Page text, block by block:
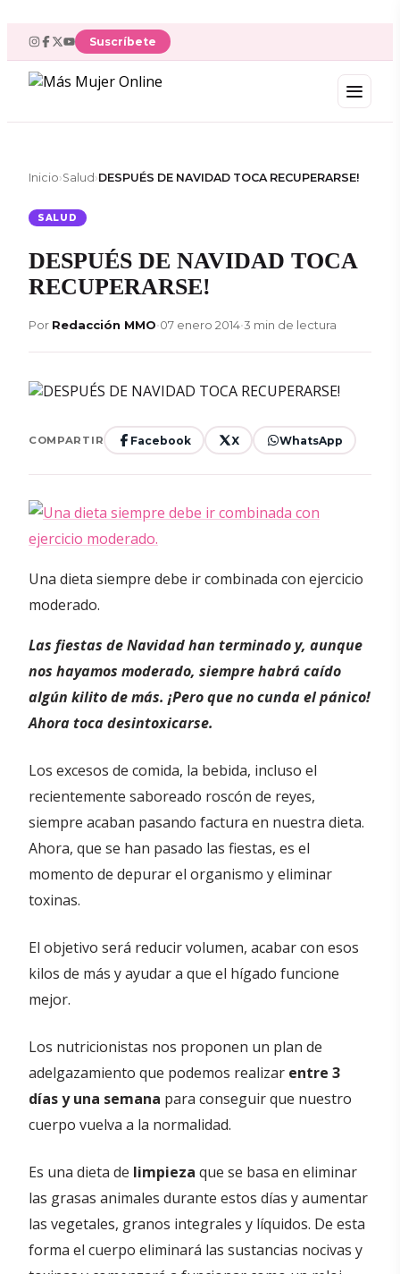
Suscríbete
Inicio›Salud ›DESPUÉS DE NAVIDAD TOCA RECUPERARSE!
SALUD
DESPUÉS DE NAVIDAD TOCA
RECUPERARSE!
Por Redacción MMO•07 enero 2014•3 min de lectura
COMPARTIR Facebook X WhatsApp
Una dieta siempre debe ir combinada con ejercicio
moderado.
Las fiestas de Navidad han terminado y, aunque
nos hayamos moderado, siempre habrá caído
algún kilito de más. ¡Pero que no cunda el pánico!
Ahora toca desintoxicarse.
Los excesos de comida, la bebida, incluso el
recientemente saboreado roscón de reyes,
siempre acaban pasando factura en nuestra dieta.
Ahora, que se han pasado las fiestas, es el
momento de depurar el organismo y eliminar
toxinas.
El objetivo será reducir volumen, acabar con esos
kilos de más y ayudar a que el hígado funcione
mejor.
Los nutricionistas nos proponen un plan de
adelgazamiento que podemos realizar entre 3
días y una semana para conseguir que nuestro
cuerpo vuelva a la normalidad.
Es una dieta de limpieza que se basa en eliminar
las grasas animales durante estos días y aumentar
las vegetales, granos integrales y líquidos. De esta
forma el cuerpo eliminará las sustancias nocivas y